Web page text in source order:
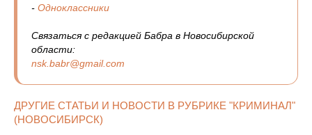
- Одноклассники
Связаться с редакцией Бабра в Новосибирской
области:
nsk.babr@gmail.com
ДРУГИЕ СТАТЬИ И НОВОСТИ В РУБРИКЕ "КРИМИНАЛ"
(НОВОСИБИРСК)